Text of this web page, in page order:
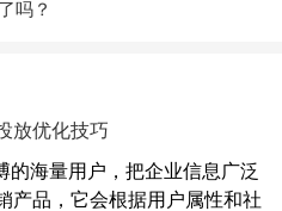
吗？
放优化技巧
的海量用户，把企业信息广泛
产品，它会根据用户属性和社